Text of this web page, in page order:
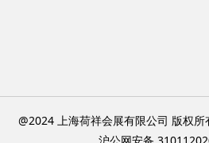
@2024 上海荷祥会展有限公司 版权